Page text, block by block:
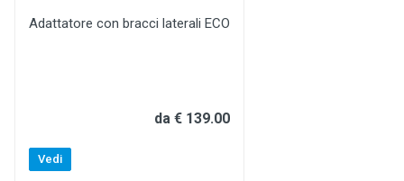
Adattatore con bracci laterali ECO
da € 139.00
Vedi